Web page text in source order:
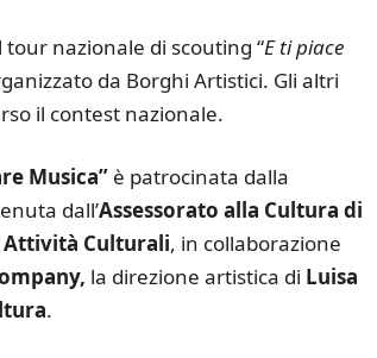
nazionale di scouting “E ti piace
da Borghi Artistici. Gli altri
il contest nazionale.
Musica”è patrocinata dalla
dall’Assessorato alla Cultura di
Culturali, in collaborazione
la direzione artistica di Luisa
.